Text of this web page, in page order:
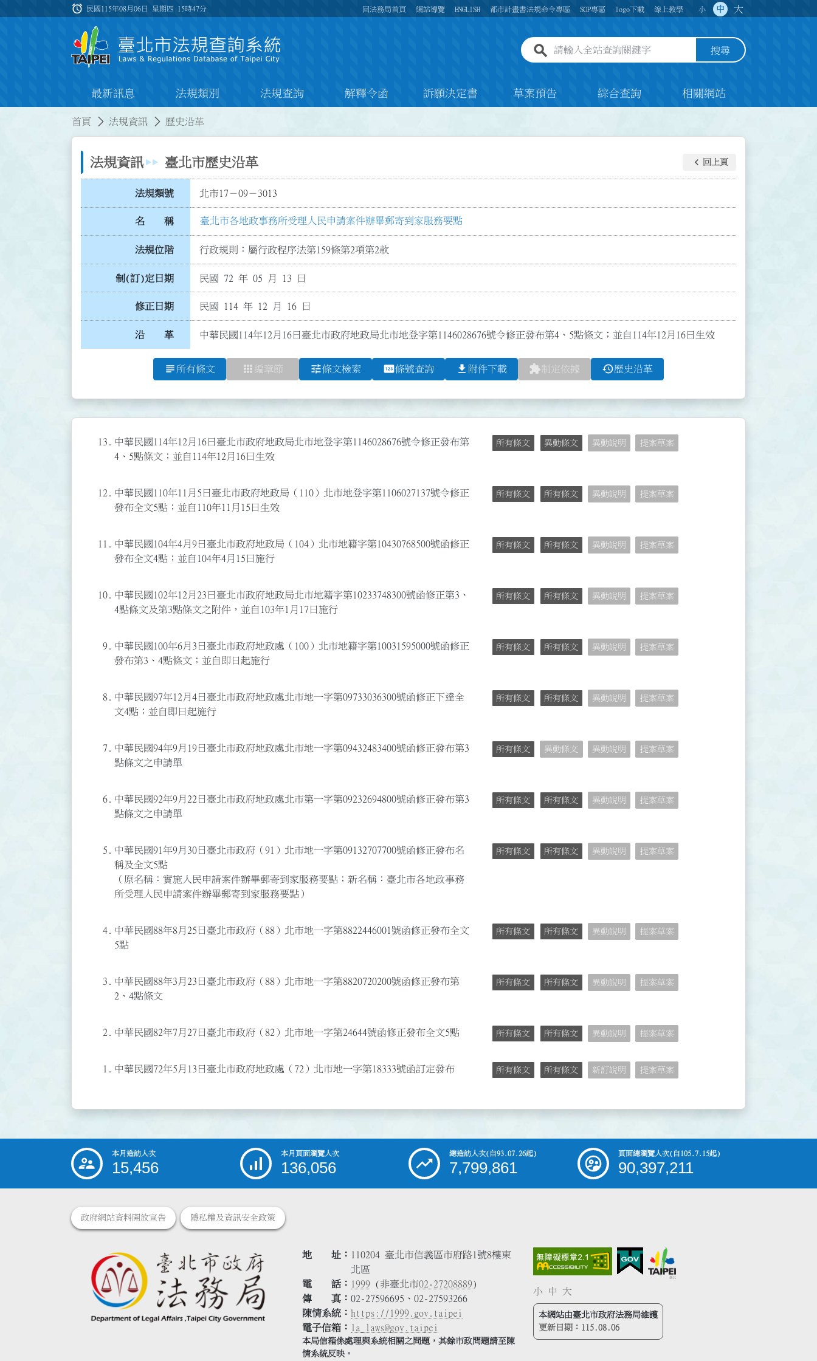
:::
alarm 民國115年08月06日 星期四 15時47分 回法務局首頁 網站導覽 ENGLISH 都市計畫書法規命令專區 SOP專區 logo下載 線上教學 小 中 大
全站查詢關鍵字欄位 搜尋
最新訊息 法規類別 法規查詢 解釋令函 訴願決定書 草案預告 綜合查詢 相關網站
首頁 法規資訊 歷史沿革
法規資訊 臺北市歷史沿革 keyboard_arrow_left 回上頁
法規類號 北市17－09－3013
名 稱 臺北市各地政事務所受理人民申請案件辦畢郵寄到家服務要點
法規位階 行政規則：屬行政程序法第159條第2項第2款
制(訂)定日期 民國 72 年 05 月 13 日
修正日期 民國 114 年 12 月 16 日
沿 革 中華民國114年12月16日臺北市政府地政局北市地登字第1146028676號令修正發布第4、5點條文；並自114年12月16日生效
subject 所有條文 apps 編章節 tune條文檢索 pin條號查詢 file_download 附件下載 extension制定依據 history歷史沿革
13.
中華民國114年12月16日臺北市政府地政局北市地登字第1146028676號令修正發布第
4、5點條文；並自114年12月16日生效
所有條文 異動條文 異動說明 提案草案
12.
中華民國110年11月5日臺北市政府地政局（110）北市地登字第1106027137號令修正
發布全文5點；並自110年11月15日生效
所有條文 所有條文 異動說明 提案草案
11.
中華民國104年4月9日臺北市政府地政局（104）北市地籍字第10430768500號函修正
發布全文4點；並自104年4月15日施行
所有條文 所有條文 異動說明 提案草案
10.
中華民國102年12月23日臺北市政府地政局北市地籍字第10233748300號函修正第3、
4點條文及第3點條文之附件，並自103年1月17日施行
所有條文 所有條文 異動說明 提案草案
9.
中華民國100年6月3日臺北市政府地政處（100）北市地籍字第10031595000號函修正
發布第3、4點條文；並自即日起施行
所有條文 所有條文 異動說明 提案草案
8.
中華民國97年12月4日臺北市政府地政處北市地一字第09733036300號函修正下達全
文4點；並自即日起施行
所有條文 所有條文 異動說明 提案草案
7.
中華民國94年9月19日臺北市政府地政處北市地一字第09432483400號函修正發布第3
點條文之申請單
所有條文 異動條文 異動說明 提案草案
6.
中華民國92年9月22日臺北市政府地政處北市第一字第09232694800號函修正發布第3
點條文之申請單
所有條文 所有條文 異動說明 提案草案
5.
中華民國91年9月30日臺北市政府（91）北市地一字第09132707700號函修正發布名
稱及全文5點
（原名稱：實施人民申請案件辦畢郵寄到家服務要點；新名稱：臺北市各地政事務
所受理人民申請案件辦畢郵寄到家服務要點）
所有條文 所有條文 異動說明 提案草案
4.
中華民國88年8月25日臺北市政府（88）北市地一字第8822446001號函修正發布全文
5點
所有條文 所有條文 異動說明 提案草案
3.
中華民國88年3月23日臺北市政府（88）北市地一字第8820720200號函修正發布第
2、4點條文
所有條文 所有條文 異動說明 提案草案
2. 中華民國82年7月27日臺北市政府（82）北市地一字第24644號函修正發布全文5點 所有條文 所有條文 異動說明 提案草案
1. 中華民國72年5月13日臺北市政府地政處（72）北市地一字第18333號函訂定發布 所有條文 所有條文 新訂說明 提案草案
::: 本月造訪人次
15,456
本月頁面瀏覽人次
136,056
總造訪人次(自93.07.26起)
7,799,861
頁面總瀏覽人次(自105.7.15起)
90,397,211
政府網站資料開放宣告 隱私權及資訊安全政策
地 址
110204 臺北市信義區市府路1號8樓東
北區
電 話
1999 (非臺北市02-27208889)
傳 真
02-27596695、02-27593266
陳情系統
https://1999.gov.taipei
電子信箱
la_laws@gov.taipei
本局信箱係處理與系統相關之問題，其餘市政問題請至陳
情系統反映。
小 中 大
本網站由臺北市政府法務局維護
更新日期： 115.08.06